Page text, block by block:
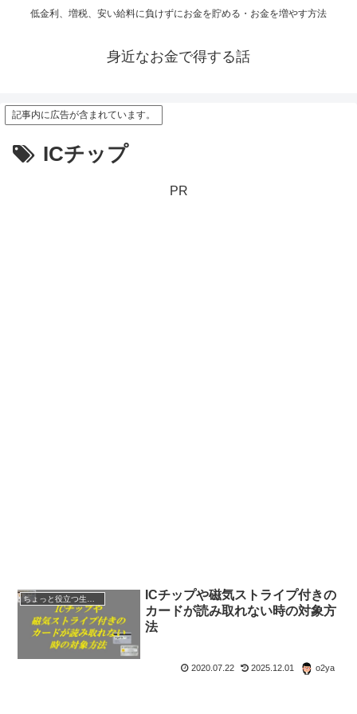
低金利、増税、安い給料に負けずにお金を貯める・お金を増やす方法
身近なお金で得する話
記事内に広告が含まれています。
ICチップ
PR
ICチップや磁気ストライプ付きの
カードが読み取れない時の対象方
法
2020.07.22 2025.12.01 o2ya